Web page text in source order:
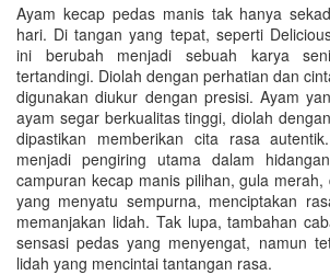
Ayam kecap pedas manis tak hanya
hari. Di tangan yang tepat, seperti
ini berubah menjadi sebuah karya
tertandingi. Diolah dengan perhatian dan
digunakan diukur dengan presisi. Ayam
ayam segar berkualitas tinggi, diolah
dipastikan memberikan cita rasa
menjadi pengiring utama dalam
campuran kecap manis pilihan, gula
yang menyatu sempurna, menciptakan
memanjakan lidah. Tak lupa, tambahan
sensasi pedas yang menyengat, namun
lidah yang mencintai tantangan rasa.